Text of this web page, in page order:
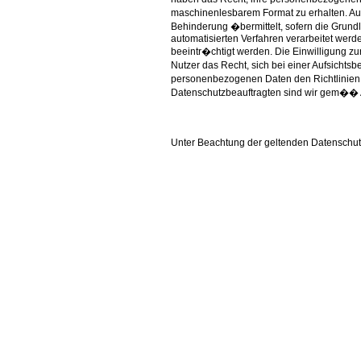
maschinenlesbarem Format zu erhalten.
Behinderung �bermittelt, sofern die
automatisierten Verfahren verarbeitet
beeintr�chtigt werden. Die Einwilligung
Nutzer das Recht, sich bei einer
personenbezogenen Daten den
Datenschutzbeauftragten sind wir gem��
Unter Beachtung der geltenden